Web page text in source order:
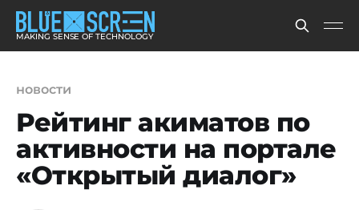
MAKING SENSE OF TECHNOLOGY
новости
Рейтинг акиматов по
активности на портале
«Открытый диалог»